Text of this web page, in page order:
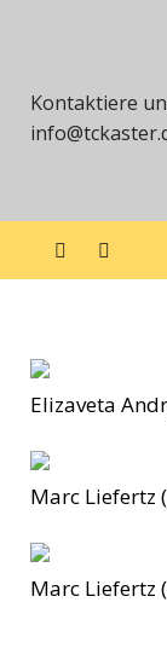
Kontaktiere
Elizaveta
Marc Liefertz
Marc Liefertz